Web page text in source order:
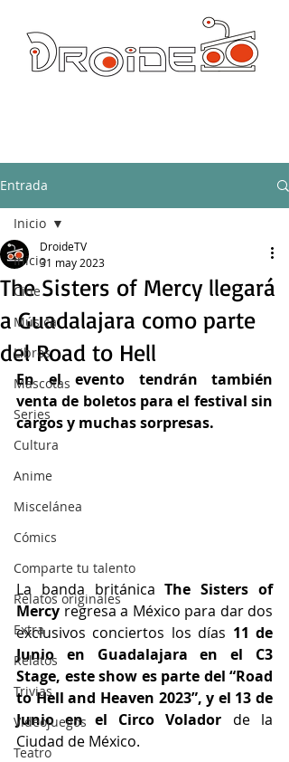
Entrada
Inicio
Cine
Música
Libros
Mascotas
Series
Cultura
Anime
Miscelánea
Cómics
Comparte tu talento
Relatos originales
Extra
Relatos
Trivias
Videojuegos
Teatro
Inicio
The Sisters of Mercy llegará
a Guadalajara como parte
del Road to Hell
DroideTV
31 may 2023
En el evento tendrán también
venta de boletos para el festival sin
cargos y muchas sorpresas.
La banda británica The Sisters of
Mercy regresa a México para dar dos
exclusivos conciertos los días 11 de
Junio en Guadalajara en el C3
Stage, este show es parte del “Road
to Hell and Heaven 2023”, y el 13 de
Junio en el Circo Volador de la
Ciudad de México.